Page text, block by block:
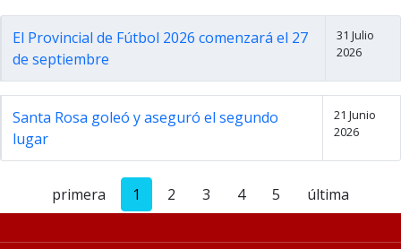
El Provincial de Fútbol 2026 comenzará el 27
de septiembre
31 Julio
2026
Santa Rosa goleó y aseguró el segundo
lugar
21 Junio
2026
primera 1 2 3 4 5 última